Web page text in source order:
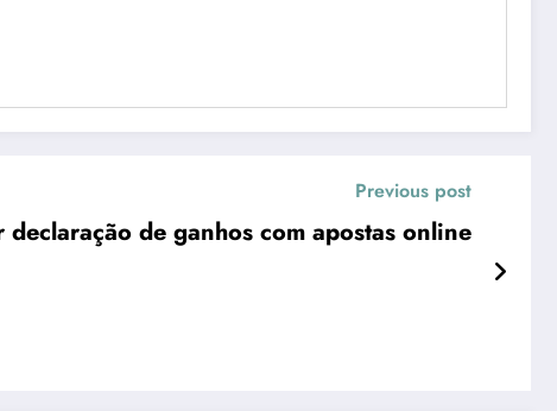
Previous post
de ganhos com apostas online